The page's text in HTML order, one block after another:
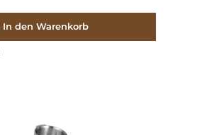
In den Warenkorb